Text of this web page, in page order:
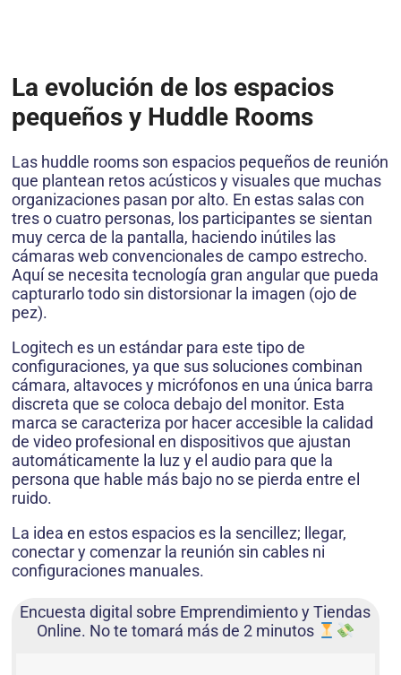
La evolución de los espacios
pequeños y Huddle Rooms
Las huddle rooms son espacios pequeños de reunión
que plantean retos acústicos y visuales que muchas
organizaciones pasan por alto. En estas salas con
tres o cuatro personas, los participantes se sientan
muy cerca de la pantalla, haciendo inútiles las
cámaras web convencionales de campo estrecho.
Aquí se necesita tecnología gran angular que pueda
capturarlo todo sin distorsionar la imagen (ojo de
pez).
Logitech es un estándar para este tipo de
configuraciones, ya que sus soluciones combinan
cámara, altavoces y micrófonos en una única barra
discreta que se coloca debajo del monitor. Esta
marca se caracteriza por hacer accesible la calidad
de video profesional en dispositivos que ajustan
automáticamente la luz y el audio para que la
persona que hable más bajo no se pierda entre el
ruido.
La idea en estos espacios es la sencillez; llegar,
conectar y comenzar la reunión sin cables ni
configuraciones manuales.
Encuesta digital sobre Emprendimiento y Tiendas
Online. No te tomará más de 2 minutos